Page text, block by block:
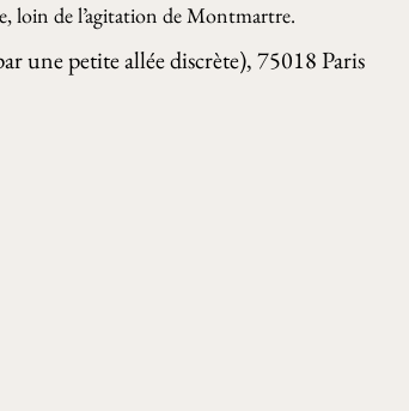
loin de l’agitation de Montmartre.
une petite allée discrète), 75018 Paris